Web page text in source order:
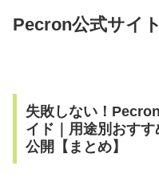
Pecron公式サイ
失敗しない！
イド｜用途別おす
公開【まとめ】